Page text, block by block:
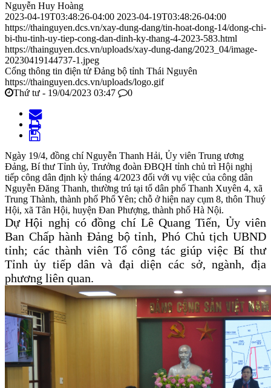
Nguyễn Huy Hoàng
2023-04-19T03:48:26-04:00 2023-04-19T03:48:26-04:00
https://thainguyen.dcs.vn/xay-dung-dang/tin-hoat-dong-14/dong-chi-
bi-thu-tinh-uy-tiep-cong-dan-dinh-ky-thang-4-2023-583.html
https://thainguyen.dcs.vn/uploads/xay-dung-dang/2023_04/image-
20230419144737-1.jpeg
Cổng thông tin điện tử Đảng bộ tỉnh Thái Nguyên
https://thainguyen.dcs.vn/uploads/logo.gif
Thứ tư - 19/04/2023 03:47
0
Ngày 19/4, đồng chí Nguyễn Thanh Hải, Ủy viên Trung ương
Đảng, Bí thư Tỉnh ủy, Trưởng đoàn ĐBQH tỉnh chủ trì Hội nghị
tiếp công dân định kỳ tháng 4/2023 đối với vụ việc của công dân
Nguyễn Đăng Thanh, thường trú tại tổ dân phố Thanh Xuyên 4, xã
Trung Thành, thành phố Phổ Yên; chỗ ở hiện nay cụm 8, thôn Thuý
Hội, xã Tân Hội, huyện Đan Phượng, thành phố Hà Nội.
Dự Hội nghị có đồng chí Lê Quang Tiến, Ủy viên
Ban Chấp hành Đảng bộ tỉnh, Phó Chủ tịch UBND
tỉnh; các thành viên Tổ công tác giúp việc Bí thư
Tỉnh ủy tiếp dân và đại diện các sở, ngành, địa
phương liên quan.